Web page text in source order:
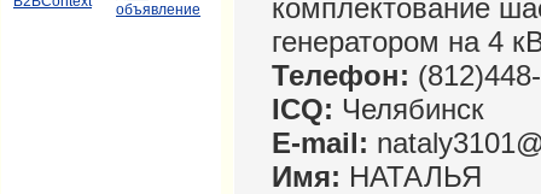
комплектование
генератором на 4
Телефон:
ICQ: Челябинск
E-mail:
Имя: НАТАЛЬЯ
объявление